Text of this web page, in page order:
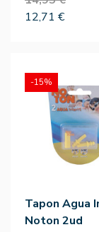
12,71 €
Tapon Agua
Noton 2ud
-15%